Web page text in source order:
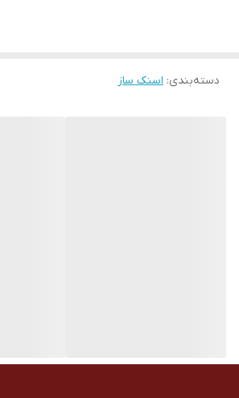
دسته‌بندی: اسنک ساز